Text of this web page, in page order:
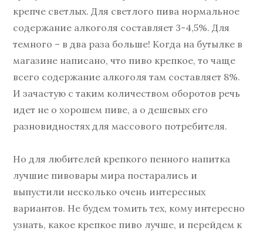
крепче светлых. Для светлого пива нормальное
содержание алкоголя составляет 3-4,5%. Для
темного – в два раза больше! Когда на бутылке в
магазине написано, что пиво крепкое, то чаще
всего содержание алкоголя там составляет 8%.
И зачастую с таким количеством оборотов речь
идет не о хорошем пиве, а о дешевых его
разновидностях для массового потребителя.
Но для любителей крепкого пенного напитка
лучшие пивовары мира постарались и
выпустили несколько очень интересных
вариантов. Не будем томить тех, кому интересно
узнать, какое крепкое пиво лучше, и перейдем к